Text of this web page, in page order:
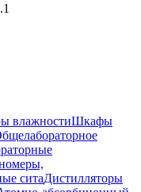
влажностиШкафы
ситаДистилляторы